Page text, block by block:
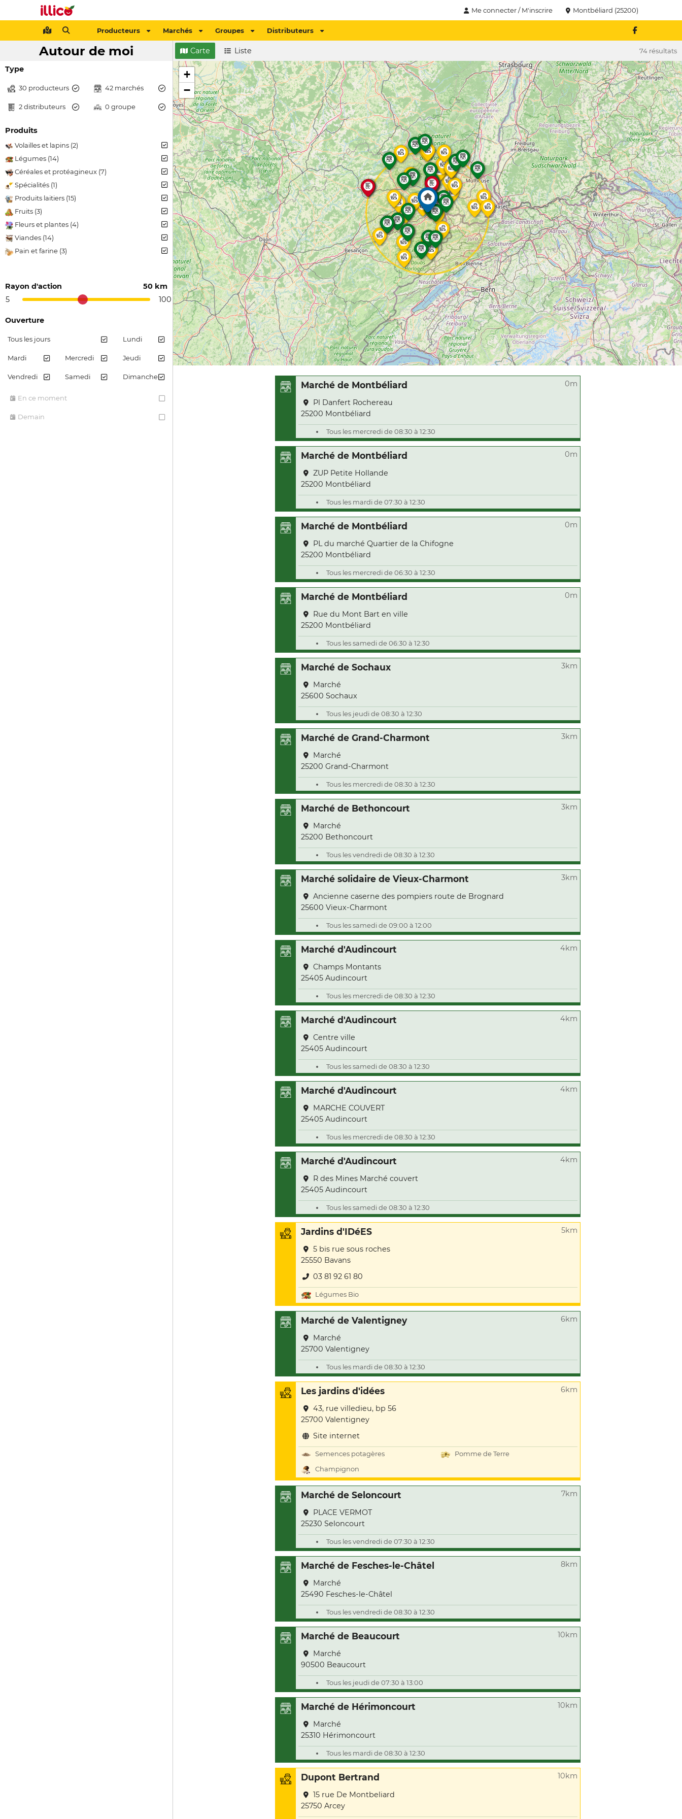
Me connecter / M'inscrire Montbéliard (25200)
Producteurs Marchés Groupes Distributeurs
Autour de moi
Type
30 producteurs 42 marchés
2 distributeurs 0 groupe
Produits
Volailles et lapins (2)
Légumes (14)
Céréales et protéagineux (7)
Spécialités (1)
Produits laitiers (15)
Fruits (3)
Fleurs et plantes (4)
Viandes (14)
Pain et farine (3)
50 km
Rayon d'action
5
100
Ouverture
Tous les jours Lundi
Mardi Mercredi Jeudi
Vendredi Samedi Dimanche
En ce moment
Demain
74 résultats
Carte Liste
+
−
Marché de Montbéliard 0m
Pl Danfert Rochereau
25200 Montbéliard
Tous les mercredi de 08:30 à 12:30
Marché de Montbéliard 0m
ZUP Petite Hollande
25200 Montbéliard
Tous les mardi de 07:30 à 12:30
Marché de Montbéliard 0m
PL du marché Quartier de la Chifogne
25200 Montbéliard
Tous les mercredi de 06:30 à 12:30
Marché de Montbéliard 0m
Rue du Mont Bart en ville
25200 Montbéliard
Tous les samedi de 06:30 à 12:30
Marché de Sochaux 3km
Marché
25600 Sochaux
Tous les jeudi de 08:30 à 12:30
Marché de Grand-Charmont 3km
Marché
25200 Grand-Charmont
Tous les mercredi de 08:30 à 12:30
Marché de Bethoncourt 3km
Marché
25200 Bethoncourt
Tous les vendredi de 08:30 à 12:30
Marché solidaire de Vieux-Charmont 3km
Ancienne caserne des pompiers route de Brognard
25600 Vieux-Charmont
Tous les samedi de 09:00 à 12:00
Marché d'Audincourt 4km
Champs Montants
25405 Audincourt
Tous les mercredi de 08:30 à 12:30
Marché d'Audincourt 4km
Centre ville
25405 Audincourt
Tous les samedi de 08:30 à 12:30
Marché d'Audincourt 4km
MARCHE COUVERT
25405 Audincourt
Tous les mercredi de 08:30 à 12:30
Marché d'Audincourt 4km
R des Mines Marché couvert
25405 Audincourt
Tous les samedi de 08:30 à 12:30
Jardins d'IDéES 5km
5 bis rue sous roches
25550 Bavans
03 81 92 61 80
Légumes Bio
Marché de Valentigney 6km
Marché
25700 Valentigney
Tous les mardi de 08:30 à 12:30
Les jardins d'idées 6km
43, rue villedieu, bp 56
25700 Valentigney
Site internet
Semences potagères
Pomme de Terre
Champignon
Marché de Seloncourt 7km
PLACE VERMOT
25230 Seloncourt
Tous les vendredi de 07:30 à 12:30
Marché de Fesches-le-Châtel 8km
Marché
25490 Fesches-le-Châtel
Tous les vendredi de 08:30 à 12:30
Marché de Beaucourt 10km
Marché
90500 Beaucourt
Tous les jeudi de 07:30 à 13:00
Marché de Hérimoncourt 10km
Marché
25310 Hérimoncourt
Tous les mardi de 08:30 à 12:30
Dupont Bertrand 10km
15 rue De Montbeliard
25750 Arcey